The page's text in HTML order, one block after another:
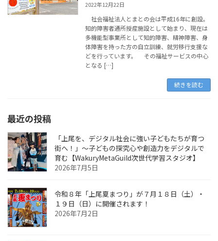
2022年12月22日
社会福祉法人とまとの会は平成16年に創設。
知的障害者通所授産施設として始まり、現在は
多機能型事業所として知的障害、精神障害、身
体障害を持った方の自立訓練、就労移行支援な
どを行っています。 その福祉サービスの中心
となる […]
続きを読む
最近の投稿
「上尾を、デジタル社会に強い子どもたちが育つ
街へ！」〜子どもの探究心や創造力をデジタルで
育む【WakuryMetaGuild次世代学習スタジオ】
2026年7月5日
令和８年「上尾夏まつり」が７月１８日（土）・
１９日（日）に開催されます！
2026年7月2日